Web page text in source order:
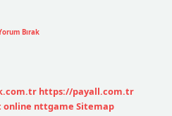
Bırak
https://payall.com.tr
online nttgame Sitemap